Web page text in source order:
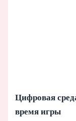
Цифровая
время игры